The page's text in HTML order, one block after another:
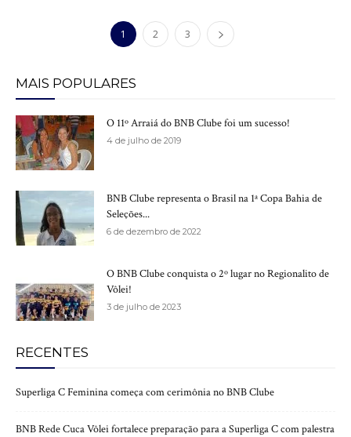
1 2 3
MAIS POPULARES
O 11º Arraiá do BNB Clube foi um sucesso!
4 de julho de 2019
BNB Clube representa o Brasil na 1ª Copa Bahia de
Seleções...
6 de dezembro de 2022
O BNB Clube conquista o 2º lugar no Regionalito de
Vôlei!
3 de julho de 2023
RECENTES
Superliga C Feminina começa com cerimônia no BNB Clube
BNB Rede Cuca Vôlei fortalece preparação para a Superliga C com palestra